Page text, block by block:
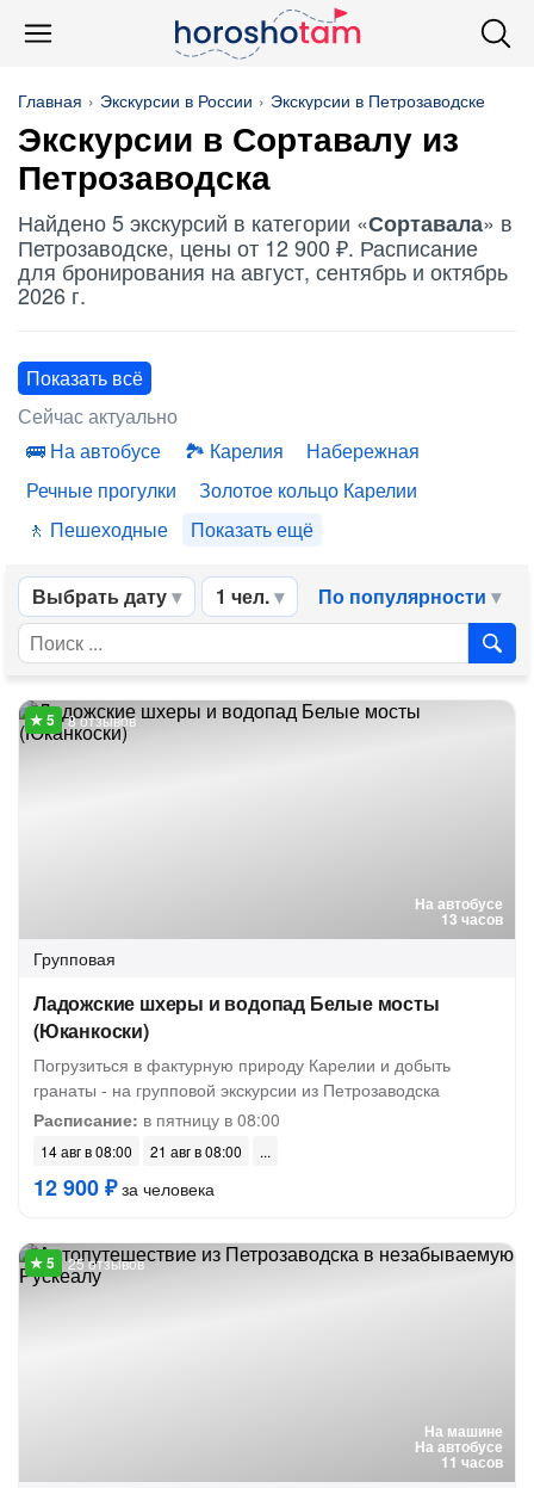
Главная Экскурсии в России Экскурсии в Петрозаводске
Экскурсии в Сортавалу из
Петрозаводска
Найдено 5 экскурсий в категории «Сортавала» в
Петрозаводске, цены от 12 900 ₽. Расписание
для бронирования на август, сентябрь и октябрь
2026 г.
Показать всё
Сейчас актуально
На автобусе
Карелия
Набережная
Речные прогулки
Золотое кольцо Карелии
Пешеходные
Показать ещё
Выбрать дату 1 чел. По популярности
На автобусе
13 часов
8 отзывов
Групповая
Ладожские шхеры и водопад Белые мосты
(Юканкоски)
Погрузиться в фактурную природу Карелии и добыть
гранаты - на групповой экскурсии из Петрозаводска
Расписание: в пятницу в 08:00
14 авг в 08:00 21 авг в 08:00
12 900 ₽за человека
На машине
На автобусе
11 часов
25 отзывов